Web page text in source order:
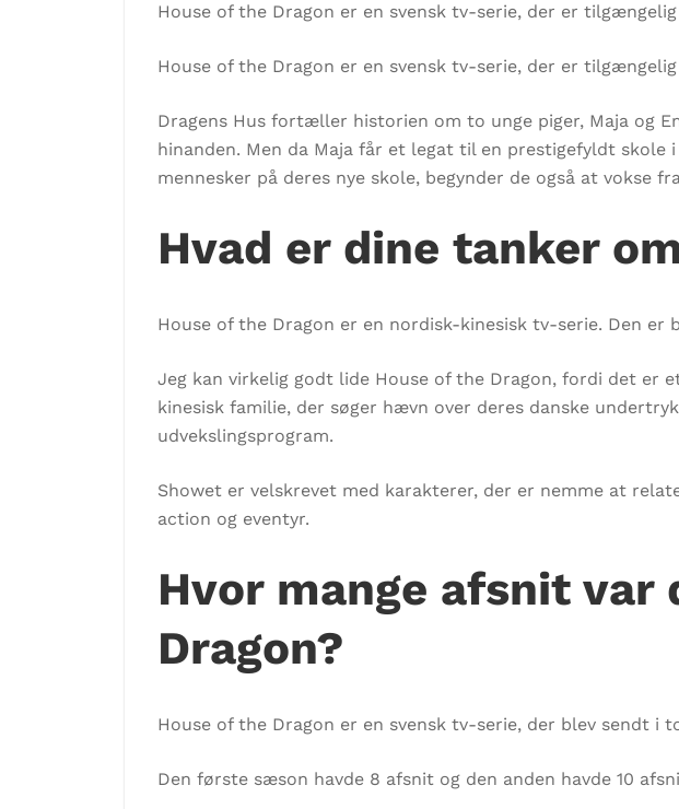
House of the Dragon er en svensk tv-serie, der er
House of the Dragon er en svensk tv-serie, der er
Dragens Hus fortæller historien om to unge piger, Maja og
hinanden. Men da Maja får et legat til en prestigefyldt skole
mennesker på deres nye skole, begynder de også at vokse
Hvad er dine tanker
House of the Dragon er en nordisk-kinesisk tv-serie. Den er
Jeg kan virkelig godt lide House of the Dragon, fordi det
kinesisk familie, der søger hævn over deres danske
udvekslingsprogram.
Showet er velskrevet med karakterer, der er nemme at
action og eventyr.
Hvor mange afsnit var
Dragon?
House of the Dragon er en svensk tv-serie, der blev sendt i
Den første sæson havde 8 afsnit og den anden havde 10